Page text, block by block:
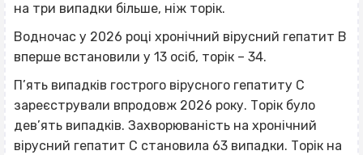
на три випадки більше, ніж торік.
Водночас у 2026 році хронічний вірусний гепатит B
вперше встановили у 13 осіб, торік – 34.
П’ять випадків гострого вірусного гепатиту C
зареєстрували впродовж 2026 року. Торік було
дев’ять випадків. Захворюваність на хронічний
вірусний гепатит C становила 63 випадки. Торік на